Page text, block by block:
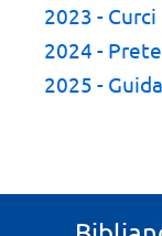
2023 - Curci
2024 - Prete
2025 - Guida